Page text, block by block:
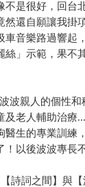
是很好，回台
還自願讓我掛
音樂路過響起
」示範，果不
波親人的個性
老人輔助治療
生的專業訓練
以後波波專長
詩詞之間】與